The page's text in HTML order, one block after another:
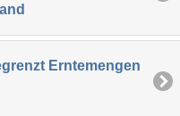
Erntemengen